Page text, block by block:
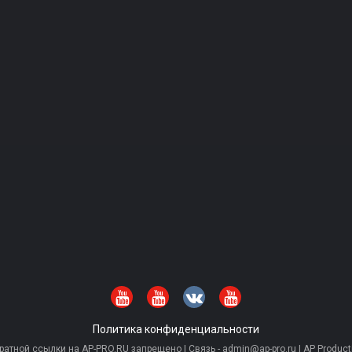
Политика конфиденциальности
ссылки на AP-PRO.RU запрещено | Связь - admin@ap-pro.ru | AP